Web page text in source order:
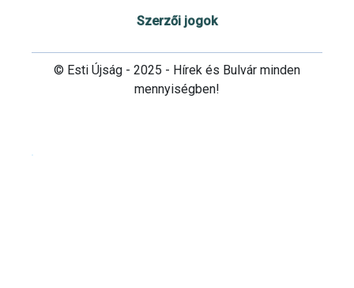
Szerzői jogok
© Esti Újság - 2025 - Hírek és Bulvár minden
mennyiségben!